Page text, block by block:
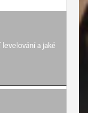
a jaké